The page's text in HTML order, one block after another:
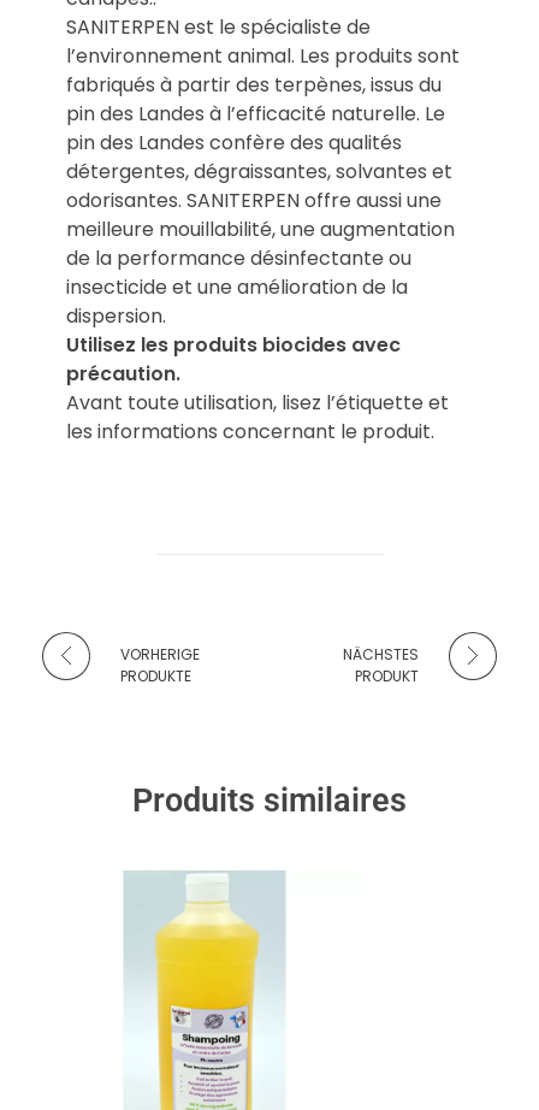
SANITERPEN est le spécialiste de
l’environnement animal. Les produits sont
fabriqués à partir des terpènes, issus du
pin des Landes à l’efficacité naturelle. Le
pin des Landes confère des qualités
détergentes, dégraissantes, solvantes et
odorisantes. SANITERPEN offre aussi une
meilleure mouillabilité, une augmentation
de la performance désinfectante ou
insecticide et une amélioration de la
dispersion.
Utilisez les produits biocides avec
précaution.
Avant toute utilisation, lisez l’étiquette et
les informations concernant le produit.
VORHERIGE
PRODUKTE
NÄCHSTES
PRODUKT
Produits similaires